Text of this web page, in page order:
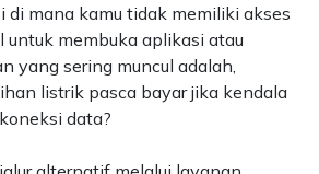
di mana kamu tidak memiliki akses
membuka aplikasi atau
yang sering muncul adalah,
listrik pasca bayar jika kendala
data?